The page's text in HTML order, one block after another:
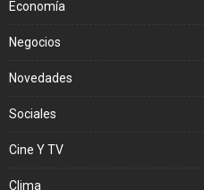
Economía
Negocios
Novedades
Sociales
Cine Y TV
Clima